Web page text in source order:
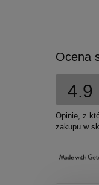
Ocena
4.9
Opinie, z
zakupu w